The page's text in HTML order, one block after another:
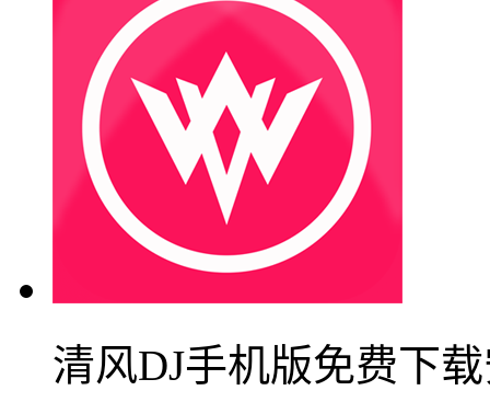
清风DJ手机版免费下